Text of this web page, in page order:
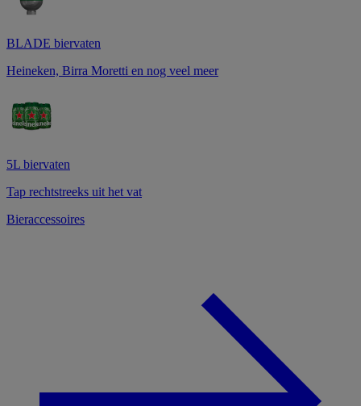
BLADE biervaten
Heineken, Birra Moretti en nog veel meer
5L biervaten
Tap rechtstreeks uit het vat
Bieraccessoires